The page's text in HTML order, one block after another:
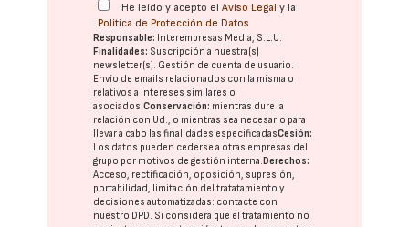
He leído y acepto elAviso Legal y la
Política de Protección de Datos
Responsable: Interempresas Media, S.L.U.
Finalidades: Suscripción a nuestra(s)
newsletter(s). Gestión de cuenta de usuario.
Envío de emails relacionados con la misma o
relativos a intereses similares o
asociados.Conservación: mientras dure la
relación con Ud., o mientras sea necesario para
llevar a cabo las finalidades especificadasCesión:
Los datos pueden cederse a otras empresas del
grupo por motivos de gestión interna. Derechos:
Acceso, rectificación, oposición, supresión,
portabilidad, limitación del tratatamiento y
decisiones automatizadas: contacte con
nuestro DPD. Si considera que el tratamiento no